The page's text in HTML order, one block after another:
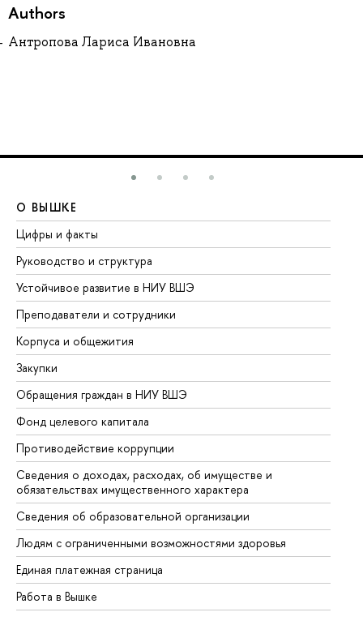
Authors
Антропова Лариса Ивановна
О ВЫШКЕ
Цифры и факты
Руководство и структура
Устойчивое развитие в НИУ ВШЭ
Преподаватели и сотрудники
Корпуса и общежития
Закупки
Обращения граждан в НИУ ВШЭ
Фонд целевого капитала
Противодействие коррупции
Сведения о доходах, расходах, об имуществе и
обязательствах имущественного характера
Сведения об образовательной организации
Людям с ограниченными возможностями здоровья
Единая платежная страница
Работа в Вышке